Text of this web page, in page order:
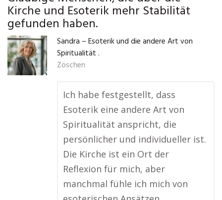
Kirche und Esoterik mehr Stabilität
gefunden haben.
Sandra – Esoterik und die andere Art von
Spiritualität .
Zöschen
Ich habe festgestellt, dass
Esoterik eine andere Art von
Spiritualität anspricht, die
persönlicher und individueller ist.
Die Kirche ist ein Ort der
Reflexion für mich, aber
manchmal fühle ich mich von